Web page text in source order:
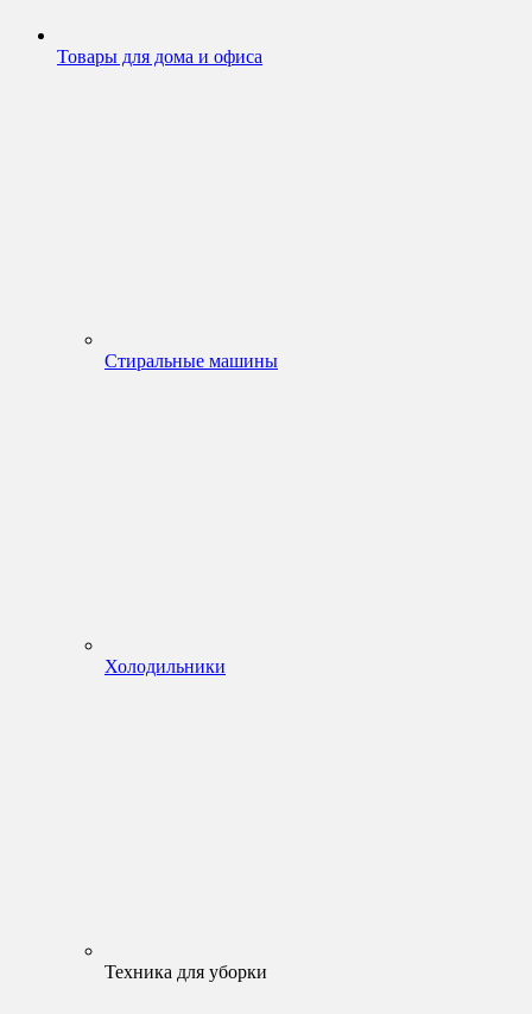
Товары для дома и офиса
Стиральные машины
Холодильники
Техника для уборки